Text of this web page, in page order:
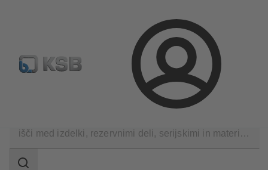
Prijava
Standardno iskanje rezervih delov Konfiguracija
Reke, morja, korita
iskanja